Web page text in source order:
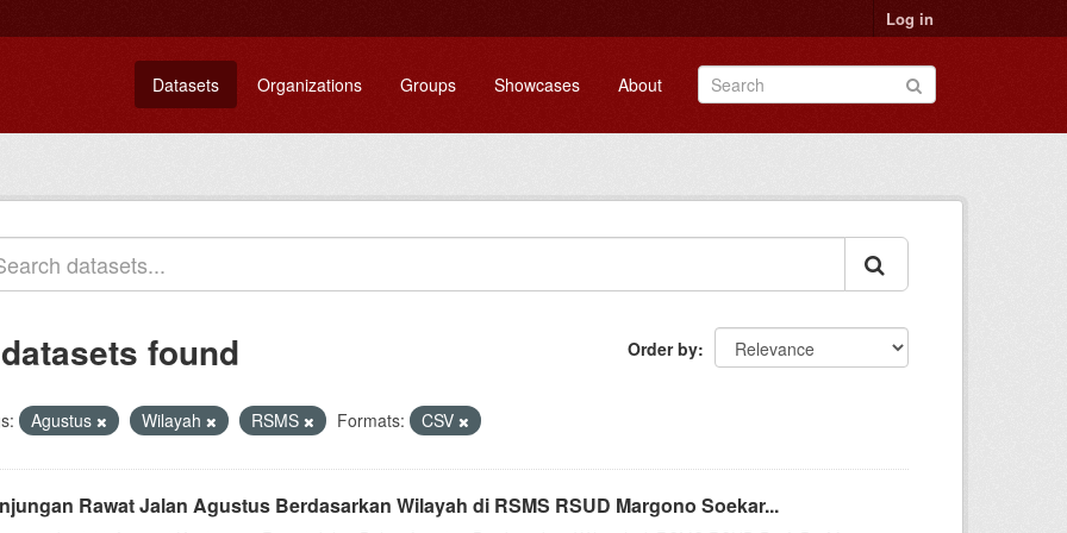
Log in
Datasets Organizations Groups Showcases About
Order by
found
Agustus Wilayah RSMS Formats: CSV
Rawat Jalan Agustus Berdasarkan Wilayah di RSMS RSUD Margono Soekar...